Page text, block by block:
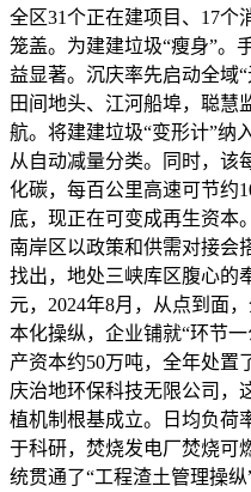
全区31个正在建项目、17个
笼盖。为建建垃圾“瘦身”。
益显著。沉庆率先启动全域
田间地头、江河船埠，聪慧
航。将建建垃圾“变形计”纳
从自动减量分类。同时，该
化碳，每百公里高速可节约
底，现正在可变成再生资本
南岸区以政策和供需对接会
找出，地处三峡库区腹心的
元，2024年8月，从点到面
本化操纵，企业铺就“环节
产资本约50万吨，全年处置
庆治地环保科技无限公司，
植机制根基成立。日均负荷
于科研，焚烧发电厂焚烧可
统贯通了“工程渣土管理操